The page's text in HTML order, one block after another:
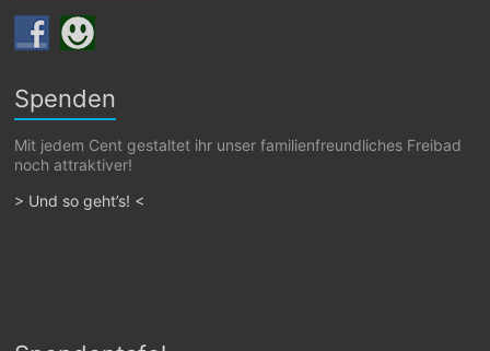
Spenden
Mit jedem Cent gestaltet ihr unser familienfreundliches Freibad
noch attraktiver!
> Und so geht’s! <